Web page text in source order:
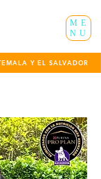
Y EL SALVADOR
ME
NU